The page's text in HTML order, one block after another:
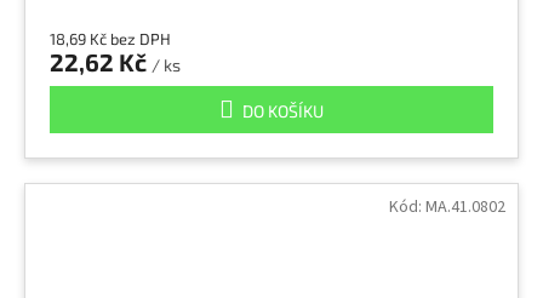
18,69 Kč bez DPH
22,62 Kč / ks
DO KOŠÍKU
Kód: MA.41.0802